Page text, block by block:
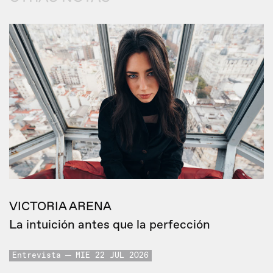
VICTORIA ARENA
La intuición antes que la perfección
Entrevista MIE 22 JUL 2026